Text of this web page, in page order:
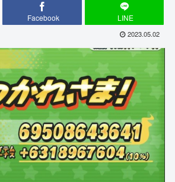
Facebook LINE
2023.05.02